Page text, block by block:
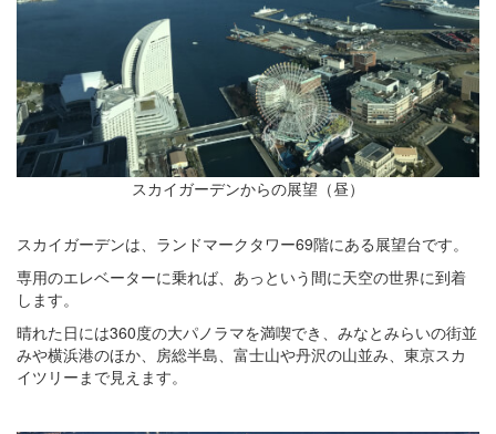
スカイガーデンからの展望（昼）
スカイガーデンは、ランドマークタワー69階にある展望台です。
専用のエレベーターに乗れば、あっという間に天空の世界に到着
します。
晴れた日には360度の大パノラマを満喫でき、みなとみらいの街並
みや横浜港のほか、房総半島、富士山や丹沢の山並み、東京スカ
イツリーまで見えます。